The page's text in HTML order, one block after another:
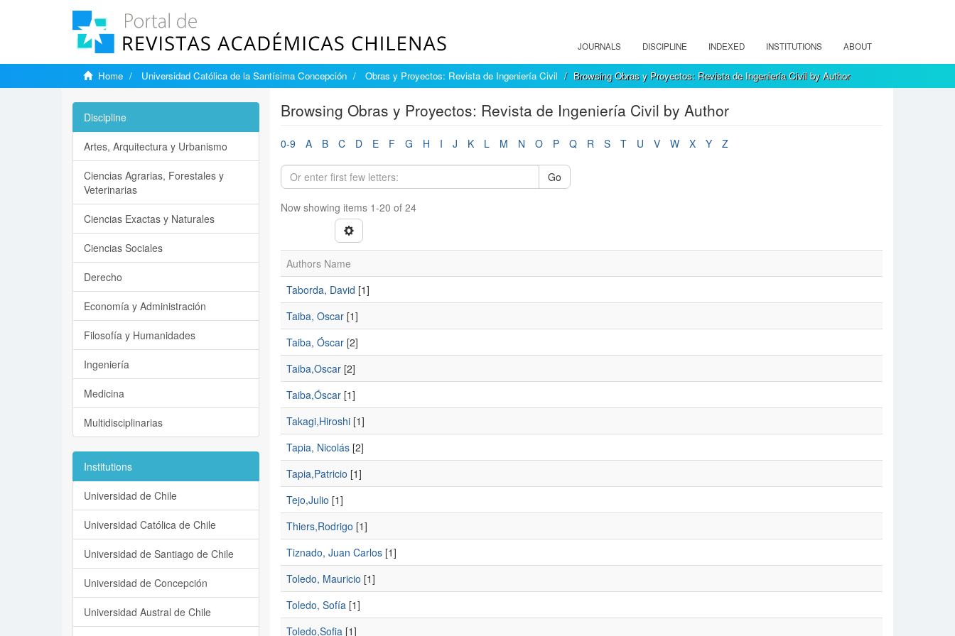
JOURNALS DISCIPLINE INDEXED INSTITUTIONS ABOUT
Home Universidad Católica de la Santísima Concepción Obras y Proyectos: Revista de Ingeniería Civil Browsing Obras y Proyectos: Revista de Ingeniería Civil by Author
Browsing Obras y Proyectos: Revista de Ingeniería Civil by Author
0-9 A B C D E F G H I J K L M N O P Q R S T U V W X Y Z
Go
Now showing items 1-20 of 24
Authors Name
Taborda, David [1]
Taiba, Oscar[1]
Taiba, Óscar[2]
Taiba,Oscar[2]
Taiba,Óscar[1]
Takagi,Hiroshi[1]
Tapia, Nicolás[2]
Tapia,Patricio [1]
Tejo,Julio [1]
Thiers,Rodrigo [1]
Tiznado, Juan Carlos[1]
Toledo, Mauricio [1]
Toledo, Sofía[1]
Toledo,Sofia[1]
Discipline
Artes, Arquitectura y Urbanismo
Ciencias Agrarias, Forestales y
Veterinarias
Ciencias Exactas y Naturales
Ciencias Sociales
Derecho
Economía y Administración
Filosofía y Humanidades
Ingeniería
Medicina
Multidisciplinarias
Institutions
Universidad de Chile
Universidad Católica de Chile
Universidad de Santiago de Chile
Universidad de Concepción
Universidad Austral de Chile